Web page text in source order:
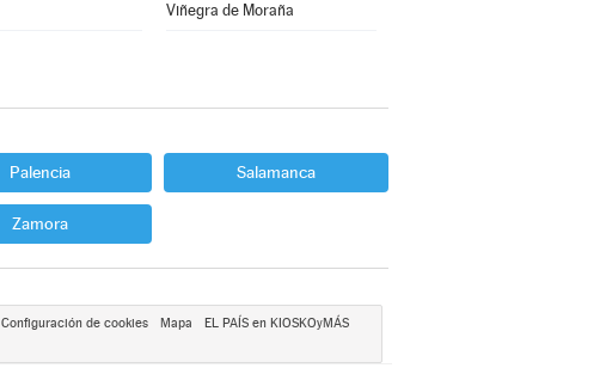
Viñegra de Moraña
Palencia Salamanca
Zamora
Configuración de cookies Mapa
EL PAÍS en KIOSKOyMÁS